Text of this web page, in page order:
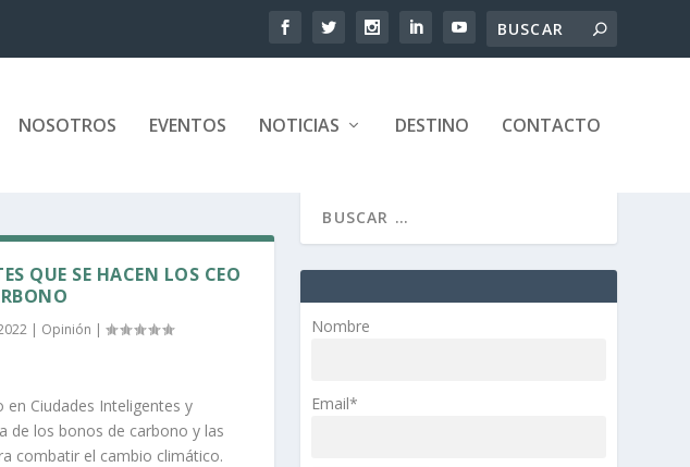
NOSOTROS EVENTOS NOTICIAS DESTINO CONTACTO
QUE SE HACEN LOS CEO
| Opinión |
en Ciudades Inteligentes y
de los bonos de carbono y las
combatir el cambio climático.
Nombre
Email*